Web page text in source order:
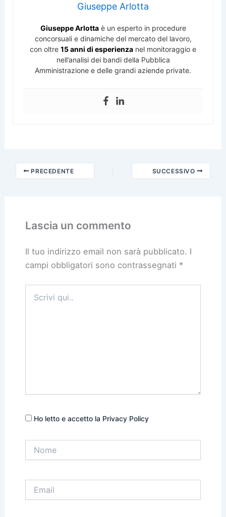
Giuseppe Arlotta
Giuseppe Arlottaè un esperto in procedure
concorsuali e dinamiche del mercato del lavoro,
con oltre 15 anni di esperienza nel monitoraggio e
nell’analisi dei bandi della Pubblica
Amministrazione e delle grandi aziende private.
PRECEDENTE SUCCESSIVO
Lascia un commento
Il tuo indirizzo email non sarà pubblicato. I
campi obbligatori sono contrassegnati *
qui..
Ho letto e accetto la Privacy Policy